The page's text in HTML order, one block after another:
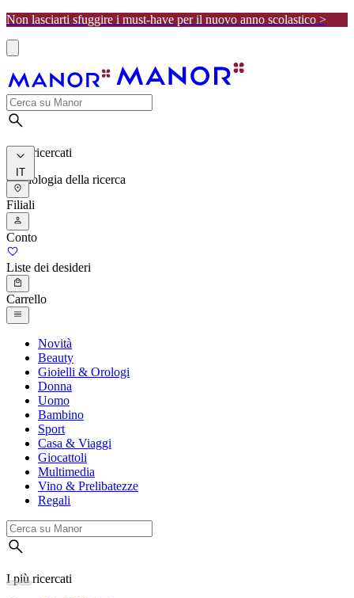
Non lasciarti sfuggire i must-have per il nuovo anno scolastico >
I più ricercati
Cronologia della ricerca
IT
Filiali
Conto
Liste dei desideri
Carrello
Novità
Beauty
Gioielli & Orologi
Donna
Uomo
Bambino
Sport
Casa & Viaggi
Giocattoli
Multimedia
Vino & Prelibatezze
Regali
I più ricercati